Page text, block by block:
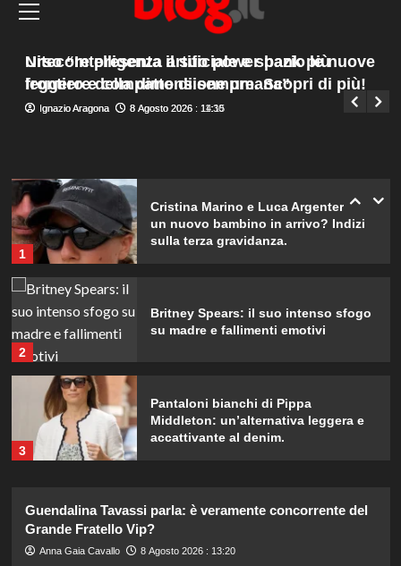
principale
Zelensky a Belgrado, colloquio con il
presidente serbo Vucic
Giuseppe Recca 8 Agosto 2026 : 13:50
Urso “Intelligenza artificiale e spazio le nuove
frontiere della dimensione umana”
Ignazio Aragona 8 Agosto 2026 : 14:15
Nitecore presenta il suo power bank più
leggero e compatto di sempre. Scopri di più!
Ignazio Aragona 8 Agosto 2026 : 11:30
Carolina Marconi svela il terribile
momento in Pronto Soccorso:
Carolina Marconi in vacanza:
1
Cristina Marino e Luca Argentero:
un nuovo bambino in arrivo? Indizi
sulla terza gravidanza.
2
Britney Spears: il suo intenso sfogo
su madre e fallimenti emotivi
3
Pantaloni bianchi di Pippa
Middleton: un’alternativa leggera e
accattivante al denim.
4
Carolina Marconi svela il terribile
momento in Pronto Soccorso:
“Temevo il ritorno del tumore.”
Guendalina Tavassi parla: è veramente concorrente del
Grande Fratello Vip?
Anna Gaia Cavallo 8 Agosto 2026 : 13:20